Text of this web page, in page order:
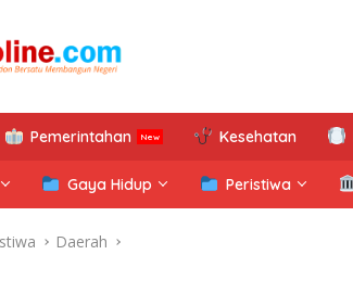
Pemerintahan Kesehatan
Gaya Hidup Peristiwa
Daerah